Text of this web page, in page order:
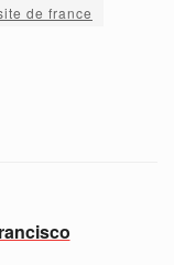
de france